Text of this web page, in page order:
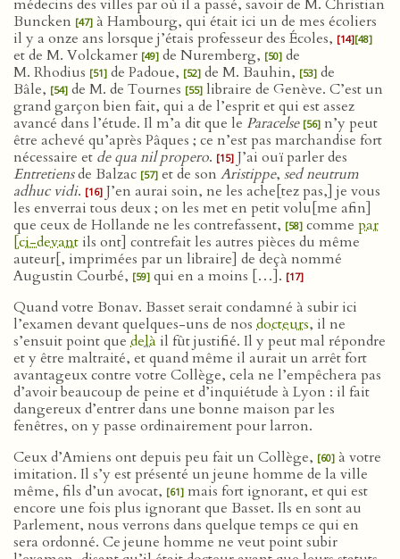
médecins des villes par où il a passé, savoir de M. Christian
Buncken [47] à Hambourg, qui était ici un de mes écoliers
il y a onze ans lorsque j’étais professeur des Écoles, [14][48]
et de M. Volckamer [49] de Nuremberg, [50] de
M. Rhodius [51] de Padoue, [52] de M. Bauhin, [53] de
Bâle, [54] de M. de Tournes [55] libraire de Genève. C’est un
grand garçon bien fait, qui a de l’esprit et qui est assez
avancé dans l’étude. Il m’a dit que le Paracelse [56] n’y peut
être achevé qu’après Pâques ; ce n’est pas marchandise fort
nécessaire et de qua nil propero. [15] J’ai ouï parler des
Entretiensde Balzac [57] et de son Aristippe, sed neutrum
adhuc vidi. [16] J’en aurai soin, ne les ache[tez pas,] je vous
les enverrai tous deux ; on les met en petit volu[me afin]
que ceux de Hollande ne les contrefassent, [58] comme par
[ci-devant ils ont] contrefait les autres pièces du même
auteur[, imprimées par un libraire] de deçà nommé
Augustin Courbé, [59] qui en a moins […]. [17]
Quand votre Bonav. Basset serait condamné à subir ici
l’examen devant quelques-uns de nos docteurs, il ne
s’ensuit point que delà il fût justifié. Il y peut mal répondre
et y être maltraité, et quand même il aurait un arrêt fort
avantageux contre votre Collège, cela ne l’empêchera pas
d’avoir beaucoup de peine et d’inquiétude à Lyon : il fait
dangereux d’entrer dans une bonne maison par les
fenêtres, on y passe ordinairement pour larron.
Ceux d’Amiens ont depuis peu fait un Collège, [60] à votre
imitation. Il s’y est présenté un jeune homme de la ville
même, fils d’un avocat, [61] mais fort ignorant, et qui est
encore une fois plus ignorant que Basset. Ils en sont au
Parlement, nous verrons dans quelque temps ce qui en
sera ordonné. Ce jeune homme ne veut point subir